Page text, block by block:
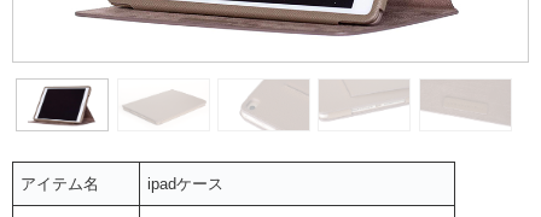
アイテム名 ipadケース